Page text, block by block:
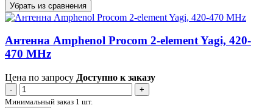
Убрать из сравнения
Антенна Amphenol Procom 2-element Yagi, 420-
470 MHz
Цена по запросу Доступно к заказу
-
+
Минимальный заказ 1 шт.